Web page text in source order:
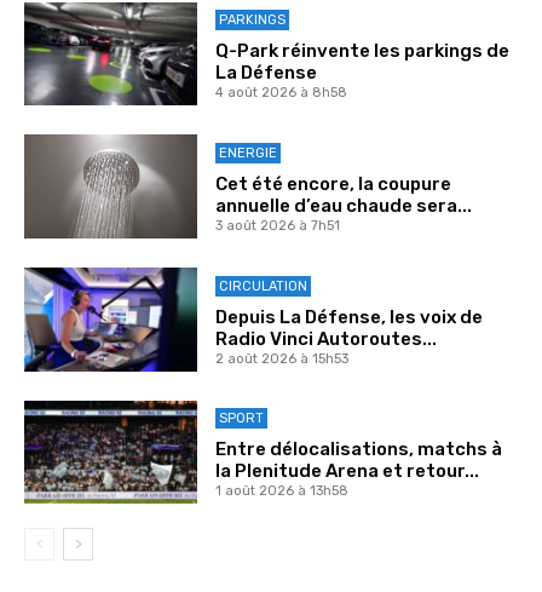
PARKINGS
Q-Park réinvente les parkings de
La Défense
4 août 2026 à 8h58
ENERGIE
Cet été encore, la coupure
annuelle d’eau chaude sera...
3 août 2026 à 7h51
CIRCULATION
Depuis La Défense, les voix de
Radio Vinci Autoroutes...
2 août 2026 à 15h53
SPORT
Entre délocalisations, matchs à
la Plenitude Arena et retour...
1 août 2026 à 13h58